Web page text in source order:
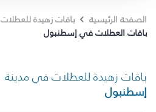
الصفحة الرئيسية باقات زهيدة للعطلات
باقات العطلات في إسطنبول
باقات زهيدة للعطلات في مدينة
إسطنبول